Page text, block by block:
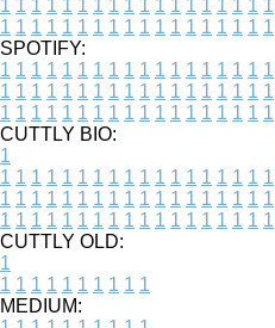
1 1 1 1 1 1 1 1 1 1 1 1 1 1 1 1 1 1
1 1 1 1 1 1 1 1 1 1 1 1 1 1 1 1 1 1
SPOTIFY:
1 1 1 1 1 1 1 1 1 1 1 1 1 1 1 1 1 1
1 1 1 1 1 1 1 1 1 1 1 1 1 1 1 1 1 1
1 1 1 1 1 1 1 1 1 1 1 1 1 1 1 1 1 1
CUTTLY BIO:
1
1 1 1 1 1 1 1 1 1 1 1 1 1 1 1 1 1 1
1 1 1 1 1 1 1 1 1 1 1 1 1 1 1 1 1 1
1 1 1 1 1 1 1 1 1 1 1 1 1 1 1 1 1 1
CUTTLY OLD:
1
1 1 1 1 1 1 1 1 1 1
MEDIUM: